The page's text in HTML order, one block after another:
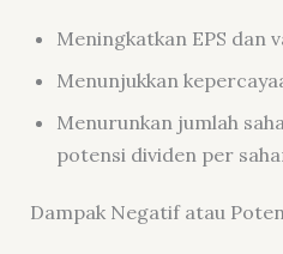
Meningkatkan EPS dan
Menunjukkan
Menurunkan jumlah
potensi dividen per
Dampak Negatif atau